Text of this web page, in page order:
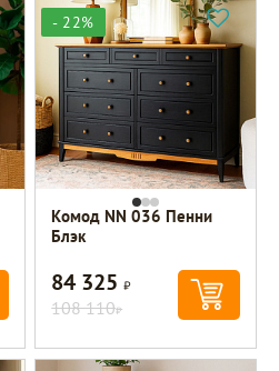
- 22%
Комод NN 036 Пенни
Блэк
84 325Р
108 110Р